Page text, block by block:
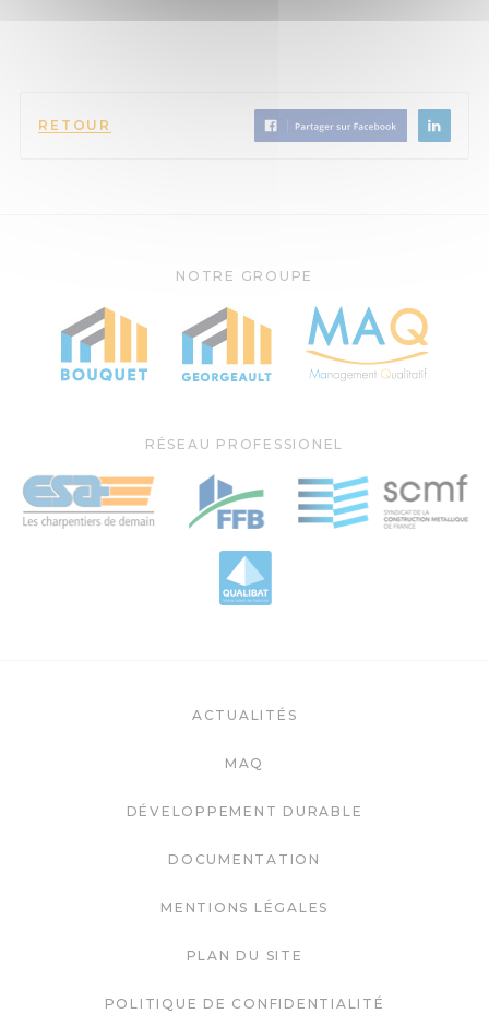
RETOUR
NOTRE GROUPE
RÉSEAU PROFESSIONEL
ACTUALITÉS
MAQ
DÉVELOPPEMENT DURABLE
DOCUMENTATION
MENTIONS LÉGALES
PLAN DU SITE
POLITIQUE DE CONFIDENTIALITÉ